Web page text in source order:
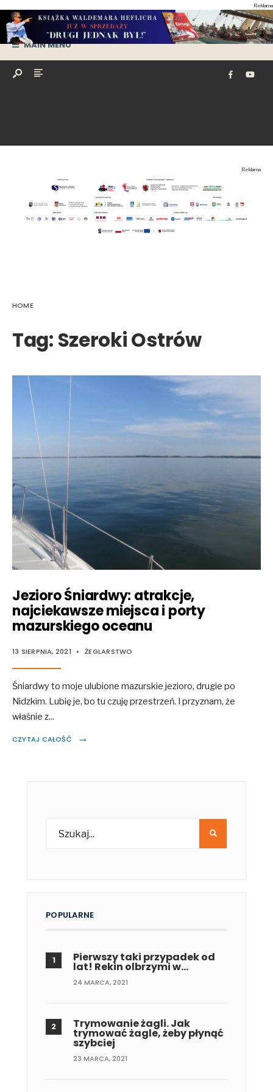
Reklama
MAIN MENU
Reklama
HOME
Tag: Szeroki Ostrów
Jezioro Śniardwy: atrakcje,
najciekawsze miejsca i porty
mazurskiego oceanu
13 SIERPNIA, 2021 • ŻEGLARSTWO
Śniardwy to moje ulubione mazurskie jezioro, drugie po
Nidzkim. Lubię je, bo tu czuję przestrzeń. I przyznam, że
właśnie z...
CZYTAJ CAŁOŚĆ →
POPULARNE
Pierwszy taki przypadek od
lat! Rekin olbrzymi w…
24 MARCA, 2021
Trymowanie żagli. Jak
trymować żagle, żeby płynąć
szybciej
23 MARCA, 2021